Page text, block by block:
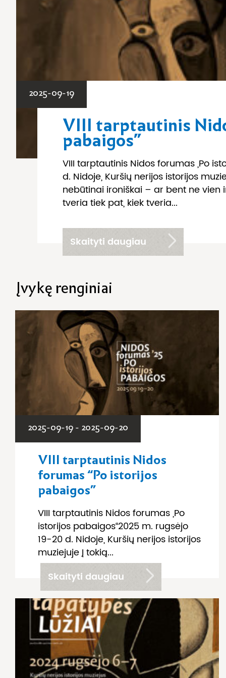
2025-09-19
VIII tarptautinis
pabaigos”
VIII tarptautinis Nidos forumas „Po
d. Nidoje, Kuršių nerijos istorijos
nebūtinai ironiškai – ar bent ne vien
tveria tiek pat, kiek tveria...
Skaityti daugiau
Įvykę renginiai
2025-09-19 - 2025-09-20
VIII tarptautinis Nidos
forumas “Po istorijos
pabaigos”
VIII tarptautinis Nidos forumas „Po
istorijos pabaigos“2025 m. rugsėjo
19­-20 d. Nidoje, Kuršių nerijos istorijos
muziejuje Į tokią...
Skaityti daugiau